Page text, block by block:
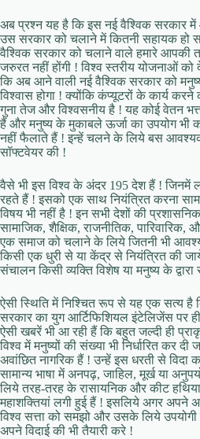
अब प्रश्न यह है कि इस नई वैश्विक सरकार
उस सरकार को चलाने में कितनी सहायक हो
वैश्विक सरकार को चलाने वाले हमारे आपकी
जरुरत नहीं होंगी ! विश्व स्तरीय योजनाओं
कि अब आने वाली नई वैश्विक सरकार को
विश्वास होगा ! क्योंकि कंप्यूटरों के कार्य
गुना तेज और विश्वसनीय है ! यह कोई वेतन
हैं और मनुष्य के मुकाबले ऊर्जा का उपयोग भी
नहीं फैलाते हैं ! इन्हें चलने के लिये बस
सॉफ्टवेयर की !
वैसे भी इस विश्व के अंदर 195 देश हैं ! जिनमें
रहते हैं ! इसको एक साथ नियंत्रित करना
विषय भी नहीं है ! इन सभी देशों की
सामाजिक, शैक्षिक, राजनीतिक, पारिवारिक,
एक समाज को चलाने के लिये जितनी भी
किसी एक धुरी से या केंद्र से नियंत्रित की
संचालन किसी व्यक्ति विशेष या मनुष्य के
ऐसी स्थिति में निश्चित रूप से यह एक सत्य है
सरकार का युग आर्टिफिशियल इंटेलिजेंस पर ही
ऐसी खबरें भी आ रही हैं कि बहुत जल्दी ही
विश्व में मनुष्यों की संख्या भी निर्धारित कर
अवांछित नागरिक हैं ! उन्हें इस धरती से विदा
सामान्य भाषा में अनपढ़, जाहिल, मूर्ख या
लिये तरह-तरह के रासायनिक और कीट
महाशक्तियां लगी हुई हैं ! इसलिये अगर अपने
विश्व सत्ता को समझो और उसके लिये उपयोगी
अपने विदाई की भी तैयारी करे !